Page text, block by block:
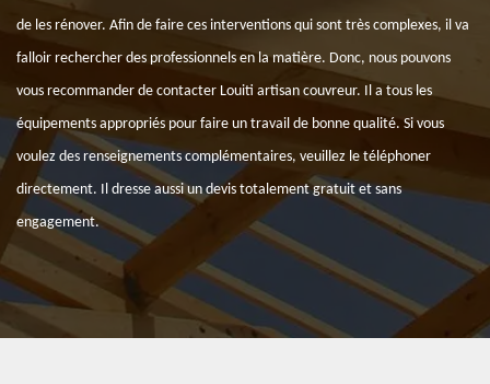
de les rénover. Afin de faire ces interventions qui sont très complexes, il va
falloir rechercher des professionnels en la matière. Donc, nous pouvons
vous recommander de contacter Louiti artisan couvreur. Il a tous les
équipements appropriés pour faire un travail de bonne qualité. Si vous
voulez des renseignements complémentaires, veuillez le téléphoner
directement. Il dresse aussi un devis totalement gratuit et sans
engagement.